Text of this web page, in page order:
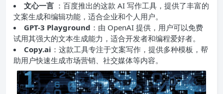
文心一言 ：百度推出的这款 AI 写作工具，提供了丰富的
文案生成和编辑功能，适合企业和个人用户。
GPT-3 Playground ：由 OpenAI 提供，用户可以免费
试用其强大的文本生成能力，适合开发者和编程爱好者。
Copy.ai ：这款工具专注于文案写作，提供多种模板，帮
助用户快速生成市场营销、社交媒体等内容。